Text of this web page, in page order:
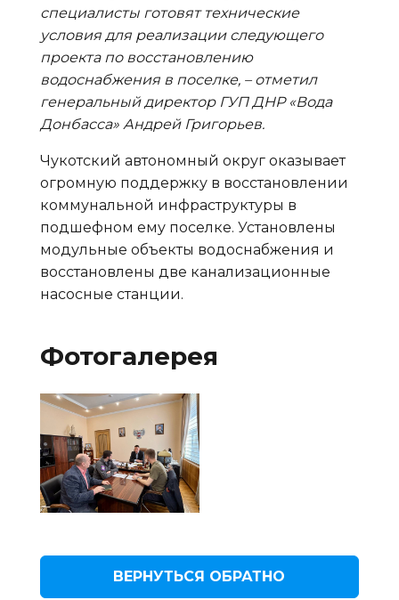
специалисты готовят технические
условия для реализации следующего
проекта по восстановлению
водоснабжения в поселке, – отметил
генеральный директор ГУП ДНР «Вода
Донбасса» Андрей Григорьев.
Чукотский автономный округ оказывает
огромную поддержку в восстановлении
коммунальной инфраструктуры в
подшефном ему поселке. Установлены
модульные объекты водоснабжения и
восстановлены две канализационные
насосные станции.
Фотогалерея
ВЕРНУТЬСЯ ОБРАТНО